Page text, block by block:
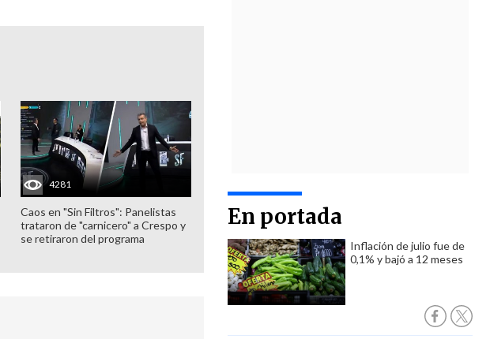
En portada
Inflación de julio fue de
0,1% y bajó a 12 meses
4281
Caos en "Sin Filtros": Panelistas
trataron de "carnicero" a Crespo y
se retiraron del programa